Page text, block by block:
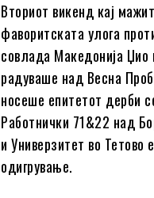
Вториот викенд кај
фаворитската улога
совлада Македонија Џио
радуваше над Весна
носеше епитетот дерби
Работнички 71&22 над
и Универзитет во
одигрување.